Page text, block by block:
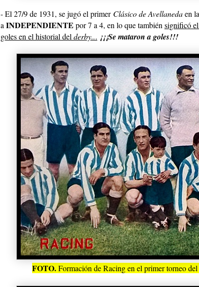
- El 27/9 de 1931, se jugó el primerClásico de Avellanedaen
a INDEPENDIENTE por 7 a 4, en lo que también significó
goles en el historial del derby... ¡¡¡Se mataron a goles!!!
FOTO.Formación de Racing en el primer torneo del